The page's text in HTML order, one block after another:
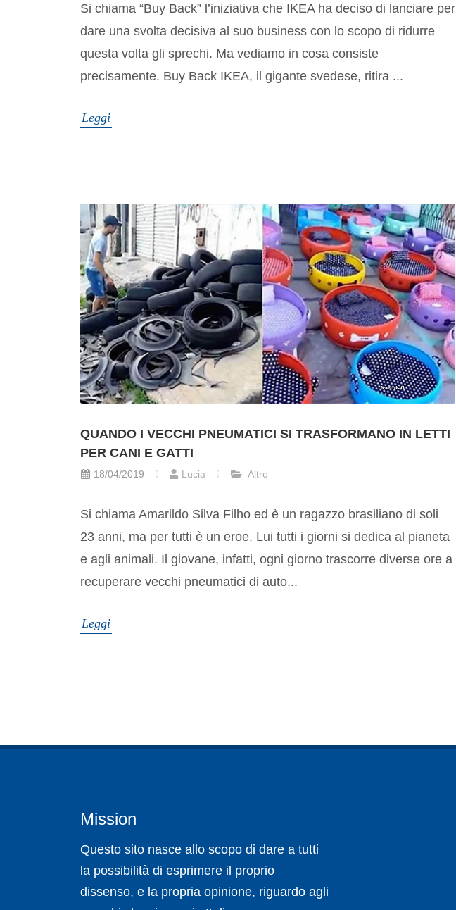
Si chiama “Buy Back” l’iniziativa che IKEA ha deciso di lanciare per
dare una svolta decisiva al suo business con lo scopo di ridurre
questa volta gli sprechi. Ma vediamo in cosa consiste
precisamente. Buy Back IKEA, il gigante svedese, ritira ...
Leggi
QUANDO I VECCHI PNEUMATICI SI TRASFORMANO IN LETTI
PER CANI E GATTI
18/04/2019 Lucia Altro
Si chiama Amarildo Silva Filho ed è un ragazzo brasiliano di soli
23 anni, ma per tutti è un eroe. Lui tutti i giorni si dedica al pianeta
e agli animali. Il giovane, infatti, ogni giorno trascorre diverse ore a
recuperare vecchi pneumatici di auto...
Leggi
Mission
Questo sito nasce allo scopo di dare a tutti
la possibilità di esprimere il proprio
dissenso, e la propria opinione, riguardo agli